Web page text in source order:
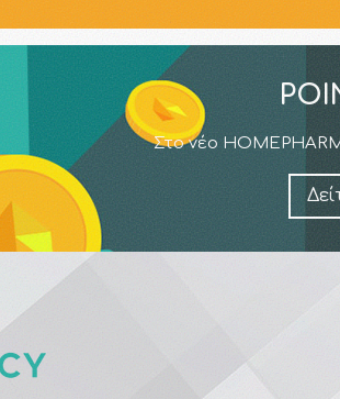
Στο νέο